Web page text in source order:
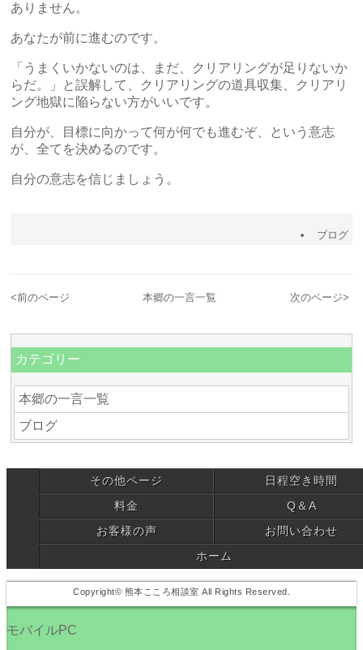
ありません。
あなたが前に進むのです。
「うまくいかないのは、まだ、クリアリングが足りないか
らだ。」と誤解して、クリアリングの道具収集、クリアリ
ング地獄に陥らない方がいいです。
自分が、目標に向かって何が何でも進むぞ、という意志
が、全てを決めるのです。
自分の意志を信じましょう。
ブログ
<前のページ 本郷の一言一覧 次のページ>
カテゴリー
本郷の一言一覧
ブログ
その他ページ
日程空き時間
料金
Q＆A
お客様の声
お問い合わせ
ホーム
Copyright© 熊本こころ相談室 All Rights Reserved.
モバイルPC